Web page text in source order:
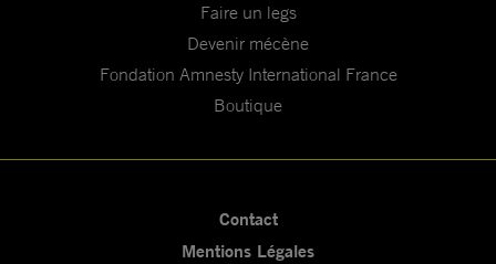
Faire un legs
Devenir mécène
Fondation Amnesty International France
Boutique
Contact
Mentions Légales